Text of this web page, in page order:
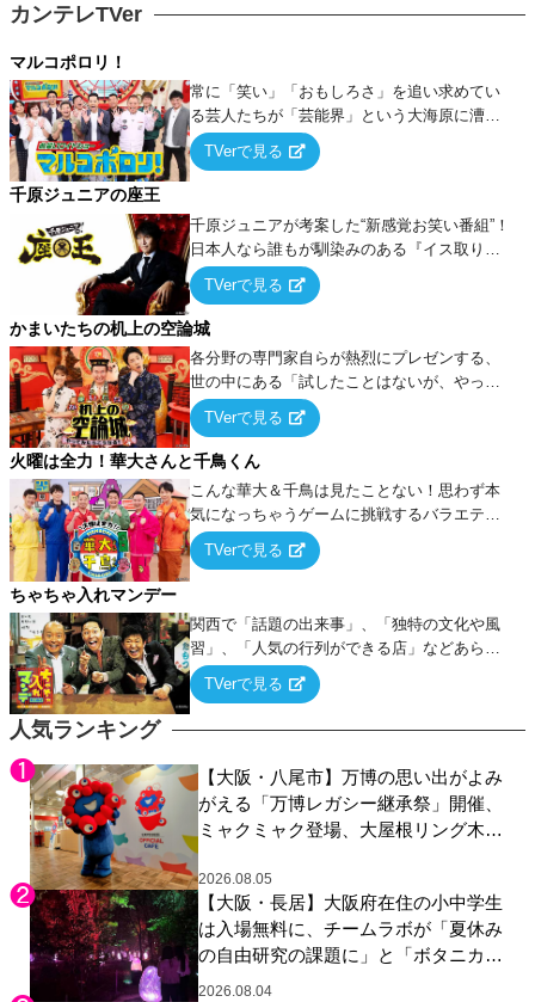
人気ランキング
【大阪・八尾市】万博の思い出がよみ
がえる「万博レガシー継承祭」開催、
ミャクミャク登場、大屋根リング木材
展示も
2026.08.05
【大阪・長居】大阪府在住の小中学生
は入場無料に、チームラボが「夏休み
の自由研究の課題に」と「ボタニカル
ガーデン 大阪」へ招待
2026.08.04
カンテレTVer
マルコポロリ！
常に「笑い」「おもしろさ」を追い求めてい
る芸人たちが「芸能界」という大海原に漕ぎ
出でて、新たなオモシロ人間を発掘する！
TVerで見る
千原ジュニアの座王
千原ジュニアが考案した“新感覚お笑い番組”！
日本人なら誰もが馴染みのある『イス取りゲ
ーム』をベースに、大喜利・ギャグ・モノボ
ケ・歌…など様々なお題で芸人がショートネ
タを競い合う！
TVerで見る
かまいたちの机上の空論城
各分野の専門家自らが熱烈にプレゼンする、
世の中にある「試したことはないが、やって
みたらこうなる！…ハズ」という“机上の空
論”に若手芸人らがカラダを張って挑む！
TVerで見る
火曜は全力！華大さんと千鳥くん
こんな華大＆千鳥は見たことない！思わず本
気になっちゃうゲームに挑戦するバラエティ
ー！
TVerで見る
ちゃちゃ入れマンデー
関西で「話題の出来事」、「独特の文化や風
習」、「人気の行列ができる店」などあらゆ
るテーマについて好き放題にちゃちゃを入れ
ていく関西色を前面に押し出したトークバラ
TVerで見る